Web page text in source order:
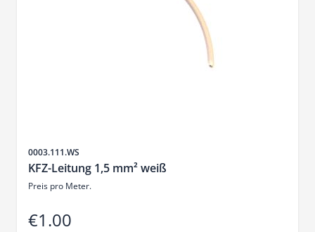
Sku
0003.111.WS
KFZ-Leitung 1,5 mm² weiß
Preis pro Meter.
€1.00